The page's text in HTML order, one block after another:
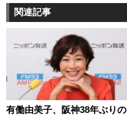
関連記事
有働由美子、阪神38年ぶりの